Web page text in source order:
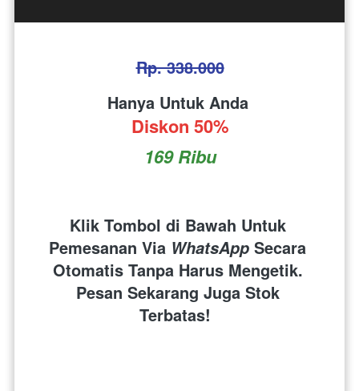
Rp. 338.000
Hanya Untuk Anda
Diskon 50%
169 Ribu
Klik Tombol di Bawah Untuk
Pemesanan Via WhatsApp Secara
Otomatis Tanpa Harus Mengetik.
Pesan Sekarang Juga Stok
Terbatas!